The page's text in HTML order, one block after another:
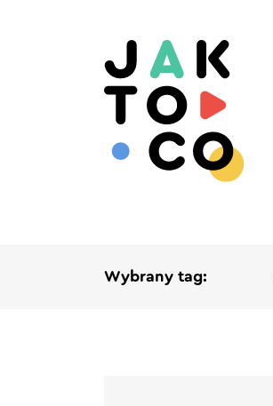
Wybrany tag: